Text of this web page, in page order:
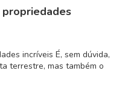
incríveis É, sem dúvida,
terrestre, mas também o